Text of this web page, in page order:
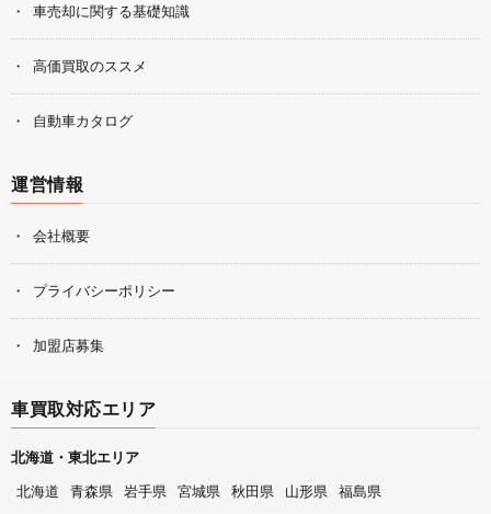
車売却に関する基礎知識
高価買取のススメ
自動車カタログ
運営情報
会社概要
プライバシーポリシー
加盟店募集
車買取対応エリア
北海道・東北エリア
北海道
青森県 岩手県 宮城県 秋田県 山形県
福島県